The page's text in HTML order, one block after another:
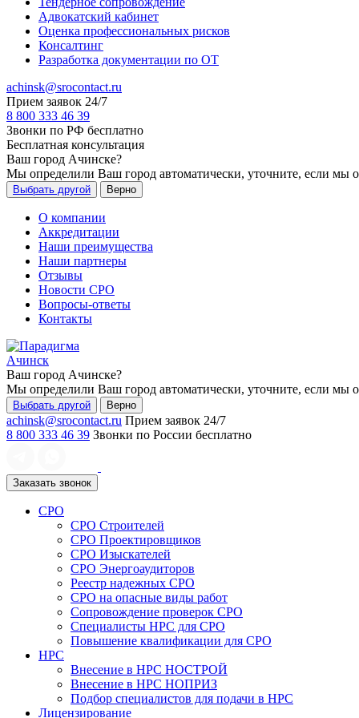
Адвокатский кабинет
Оценка профессиональных рисков
Консалтинг
Разработка документации по ОТ
achinsk@srocontact.ru
Прием заявок 24/7
8 800 333 46 39
Звонки по РФ бесплатно
Бесплатная консультация
Ваш город Ачинске?
Мы определили Ваш город автоматически, уточните, если мы
Выбрать другой Верно
О компании
Аккредитации
Наши преимущества
Наши партнеры
Отзывы
Новости СРО
Вопросы-ответы
Контакты
Ачинск
Ваш город Ачинске?
Мы определили Ваш город автоматически, уточните, если мы
Выбрать другой Верно
achinsk@srocontact.ru Прием заявок 24/7
8 800 333 46 39 Звонки по России бесплатно
Заказать звонок
СРО
СРО Строителей
СРО Проектировщиков
СРО Изыскателей
СРО Энергоаудиторов
Реестр надежных СРО
СРО на опасные виды работ
Сопровождение проверок СРО
Специалисты НРС для СРО
Повышение квалификации для СРО
НРС
Внесение в НРС НОСТРОЙ
Внесение в НРС НОПРИЗ
Подбор специалистов для подачи в НРС
Лицензирование